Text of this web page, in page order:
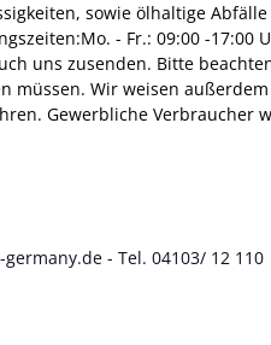
sowie ölhaltige
- Fr.: 09:00 -
uns zusenden. Bitte
Wir weisen
Gewerbliche
- Tel. 04103/ 12 110